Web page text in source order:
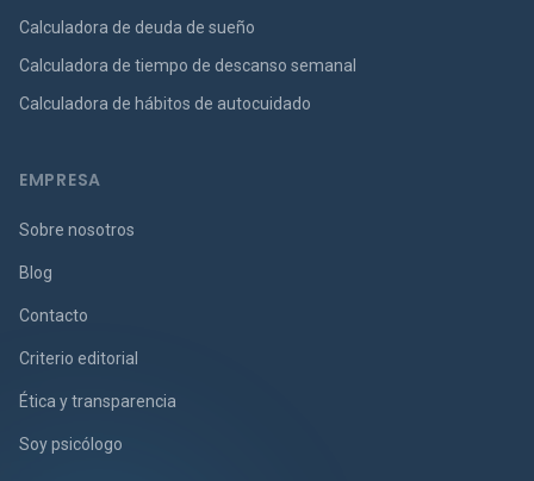
Calculadora de deuda de sueño
Calculadora de tiempo de descanso semanal
Calculadora de hábitos de autocuidado
EMPRESA
Sobre nosotros
Blog
Contacto
Criterio editorial
Ética y transparencia
Soy psicólogo